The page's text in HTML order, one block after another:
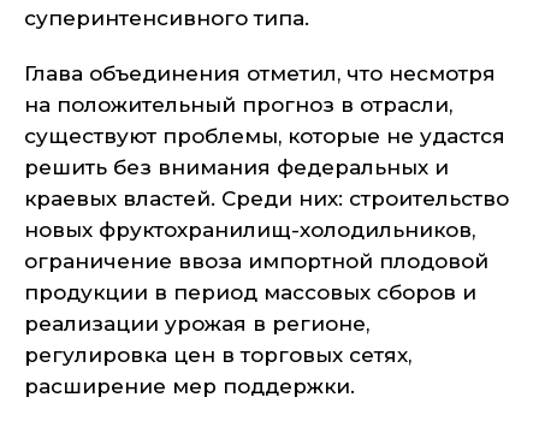
суперинтенсивного типа.
Глава объединения отметил, что несмотря
на положительный прогноз в отрасли,
существуют проблемы, которые не удастся
решить без внимания федеральных и
краевых властей. Среди них: строительство
новых фруктохранилищ-холодильников,
ограничение ввоза импортной плодовой
продукции в период массовых сборов и
реализации урожая в регионе,
регулировка цен в торговых сетях,
расширение мер поддержки.